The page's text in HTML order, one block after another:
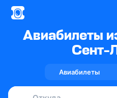
Авиабилеты
Сент-
Авиабилеты